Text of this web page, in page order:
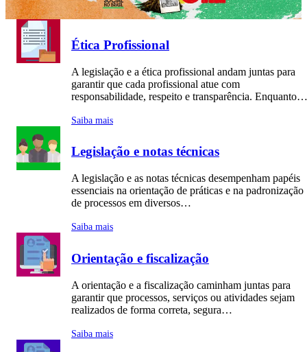
Ética Profissional
A legislação e a ética profissional andam juntas para
garantir que cada profissional atue com
responsabilidade, respeito e transparência. Enquanto…
Saiba mais
Legislação e notas técnicas
A legislação e as notas técnicas desempenham papéis
essenciais na orientação de práticas e na padronização
de processos em diversos…
Saiba mais
Orientação e fiscalização
A orientação e a fiscalização caminham juntas para
garantir que processos, serviços ou atividades sejam
realizados de forma correta, segura…
Saiba mais